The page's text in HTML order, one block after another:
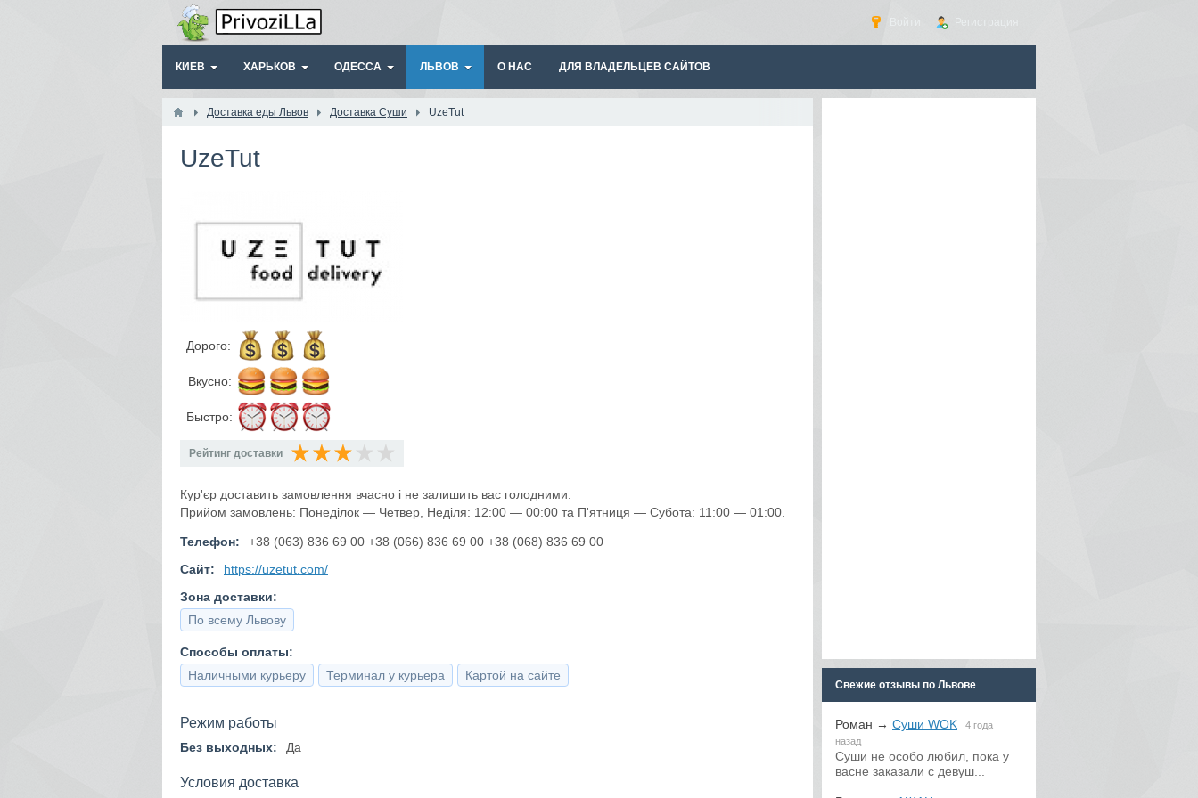
КИЕВ ХАРЬКОВ ОДЕССА ЛЬВОВ О НАС ДЛЯ ВЛАДЕЛЬЦЕВ САЙТОВ
Доставка еды Львов Доставка Суши UzeTut
UzeTut
Дорого:
Вкусно:
Быстро:
Рейтинг доставки
Кур'єр доставить замовлення вчасно і не залишить вас голодними.
Прийом замовлень: Понеділок — Четвер, Неділя: 12:00 — 00:00 та П'ятниця — Субота: 11:00 — 01:00.
Телефон:
+38 (063) 836 69 00 +38 (066) 836 69 00 +38 (068) 836 69 00
Сайт:
https://uzetut.com/
Зона доставки:
По всему Львову
Способы оплаты:
Наличными курьеру
Терминал у курьера Картой на сайте
Режим работы
Без выходных: Да
Условия доставка
Свежие отзывы по Львове
Роман → Суши WOK
4 года
назад
Суши не особо любил, пока у
васне заказали с девуш...